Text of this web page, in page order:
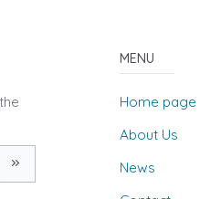
MENU
Home page
About Us
News